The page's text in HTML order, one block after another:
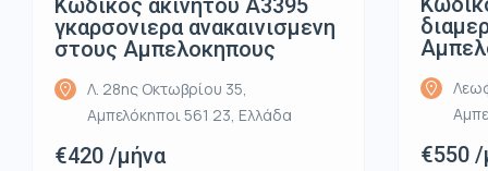
Κωδικος ακινητου Α3395
γκαρσονιερα ανακαινισμενη
στους Αμπελοκηπους
Λ. 28ης Οκτωβρίου 35,
Αμπελόκηποι 561 23, Ελλάδα
€420 /μήνα €550